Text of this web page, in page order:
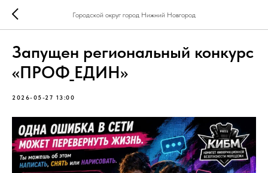
Городской округ город Нижний Новгород
Запущен региональный конкурс
«ПРОФ_ЕДИН»
2026-05-27 13:00